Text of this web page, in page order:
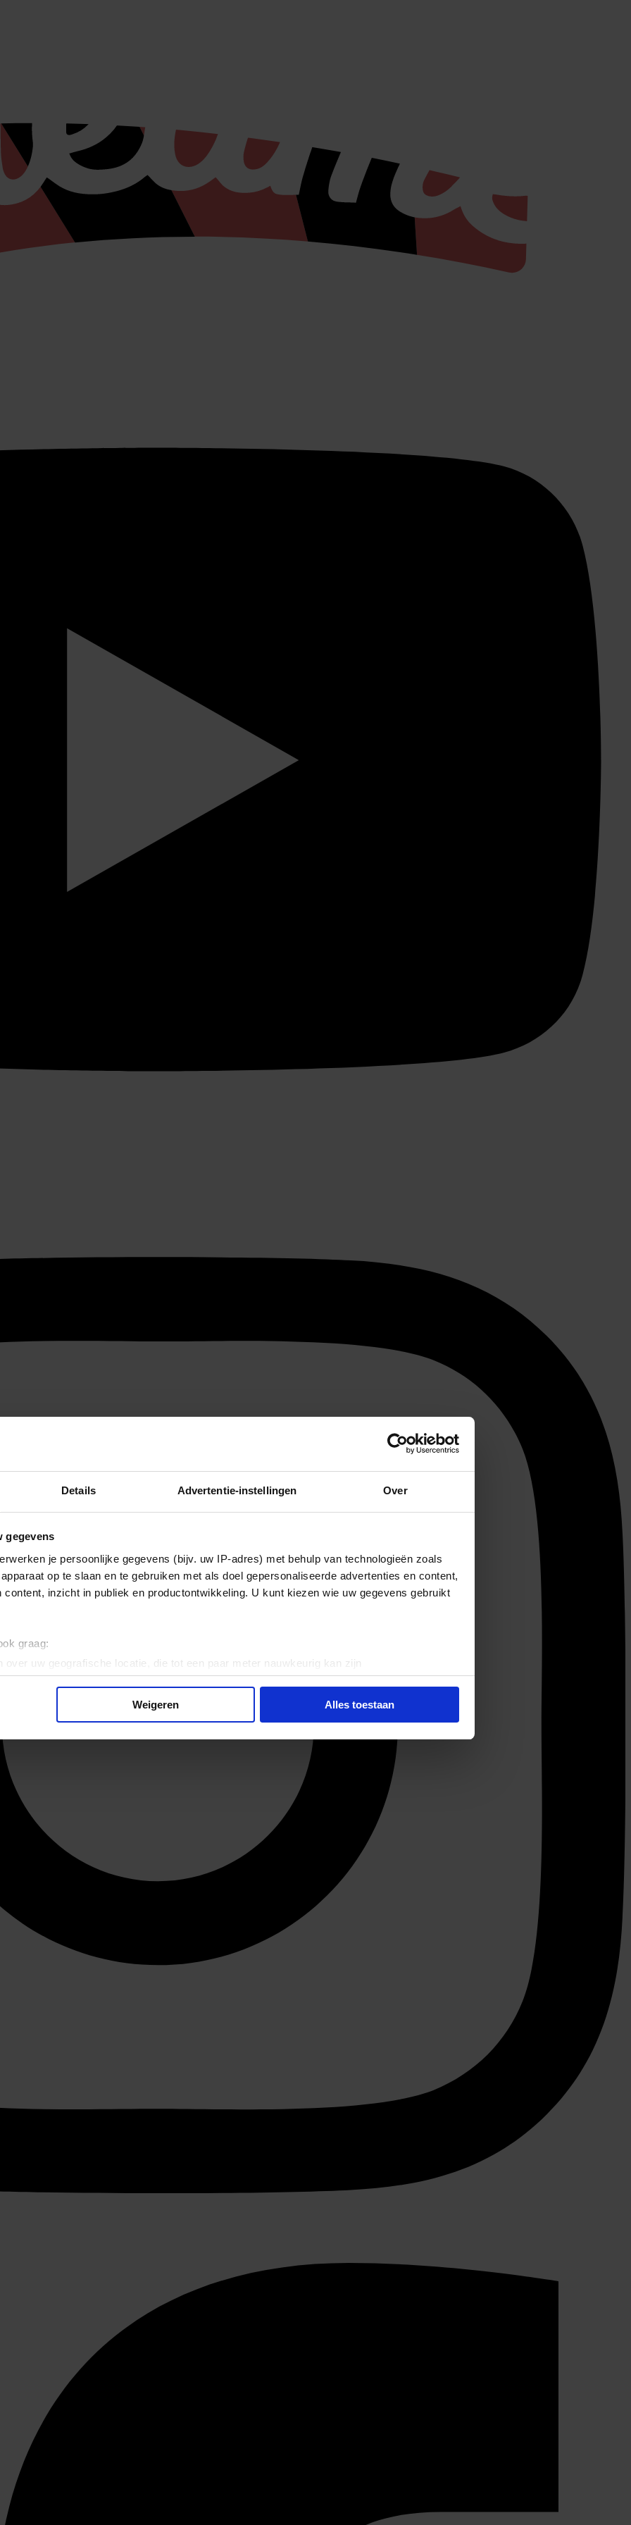
Details Advertentie-instellingen Over
gegevens
je persoonlijke gegevens (bijv. uw IP-adres) met behulp van technologieën zoals
op te slaan en te gebruiken met als doel gepersonaliseerde advertenties en content,
content, inzicht in publiek en productontwikkeling. U kunt kiezen wie uw gegevens gebruikt
graag:
over uw geografische locatie, die tot een paar meter nauwkeurig kan zijn
door het actief te scannen op specifieke eigenschappen (fingerprinting)
gegevens worden verwerkt en stel uw voorkeuren in het
detailgedeelte
en advertenties te personaliseren, om functies voor social media te bieden en om ons
Ook delen we informatie over uw gebruik van onze site met onze partners voor social
Deze partners kunnen deze gegevens combineren met andere informatie die u aan ze heeft
op basis van uw gebruik van hun services.
Weigeren Alles toestaan